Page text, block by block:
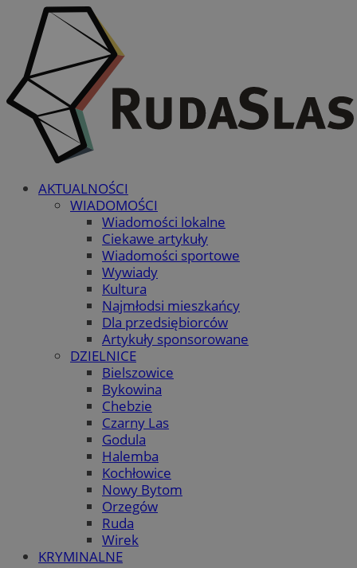
AKTUALNOŚCI
WIADOMOŚCI
Wiadomości lokalne
Ciekawe artykuły
Wiadomości sportowe
Wywiady
Kultura
Najmłodsi mieszkańcy
Dla przedsiębiorców
Artykuły sponsorowane
DZIELNICE
Bielszowice
Bykowina
Chebzie
Czarny Las
Godula
Halemba
Kochłowice
Nowy Bytom
Orzegów
Ruda
Wirek
KRYMINALNE